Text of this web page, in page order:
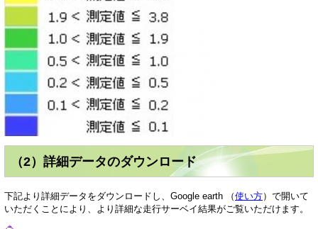
（2）詳細データのダウンロード
下記より詳細データをダウンロードし、Google earth （使い方）で開いて
いただくことにより、より詳細な走行サーベイ結果がご覧いただけます。